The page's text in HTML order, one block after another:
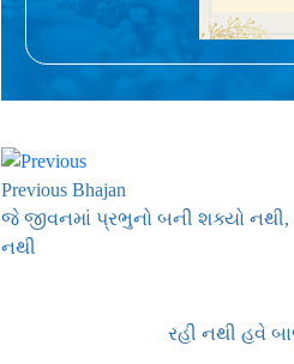
Previous Bhajan
જે જીવનમાં પ્રભુનો બની શક્યો નથી,
નથી
રહી નથી હવે